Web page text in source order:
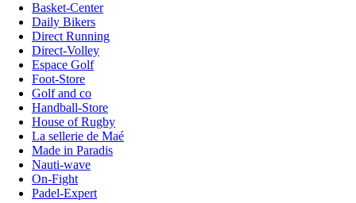
Basket-Center
Daily Bikers
Direct Running
Direct-Volley
Espace Golf
Foot-Store
Golf and co
Handball-Store
House of Rugby
La sellerie de Maé
Made in Paradis
Nauti-wave
On-Fight
Padel-Expert